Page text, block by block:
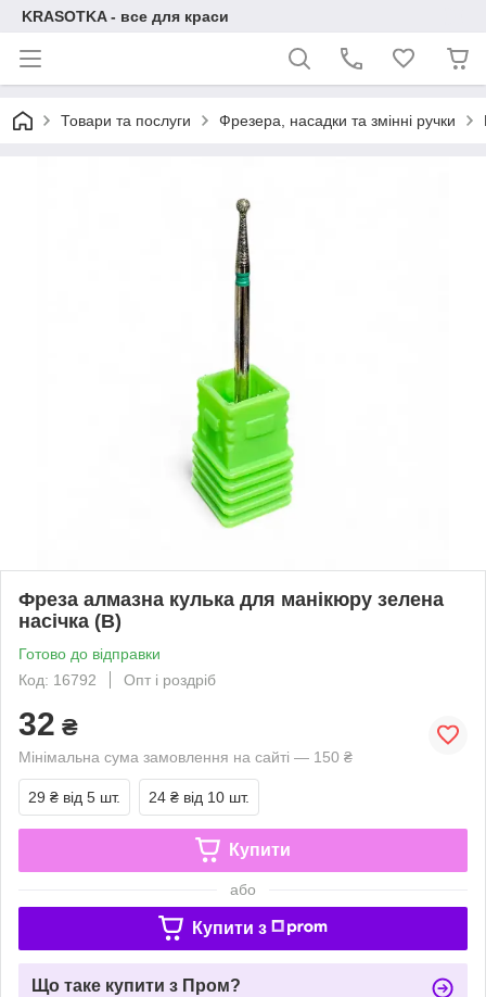
KRASOTKA - все для краси
Товари та послуги Фрезера, насадки та змінні ручки
Фреза алмазна кулька для манікюру зелена
насічка (В)
Готово до відправки
Код: 16792
Опт і роздріб
32 ₴
Мінімальна сума замовлення на сайті — 150 ₴
29 ₴ від 5 шт. 24 ₴ від 10 шт.
Купити
або
Купити з
Що таке купити з Пром?